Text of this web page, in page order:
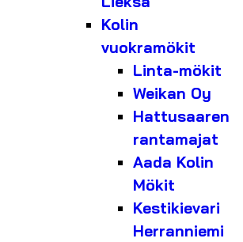
Kolin
vuokramökit
Linta-mökit
Weikan Oy
Hattusaaren
rantamajat
Aada Kolin
Mökit
Kestikievari
Herranniemi